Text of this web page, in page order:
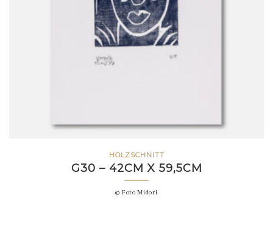
HOLZSCHNITT
G30 – 42CM X 59,5CM
© Foto Midori